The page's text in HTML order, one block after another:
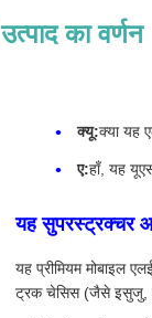
उत्पाद का वर्णन
क्यू:क्या यह
ए:हाँ, यह
यह सुपरस्ट्रक्चर
यह प्रीमियम मोबाइल
ट्रक चेसिस (जैसे इसुजु,